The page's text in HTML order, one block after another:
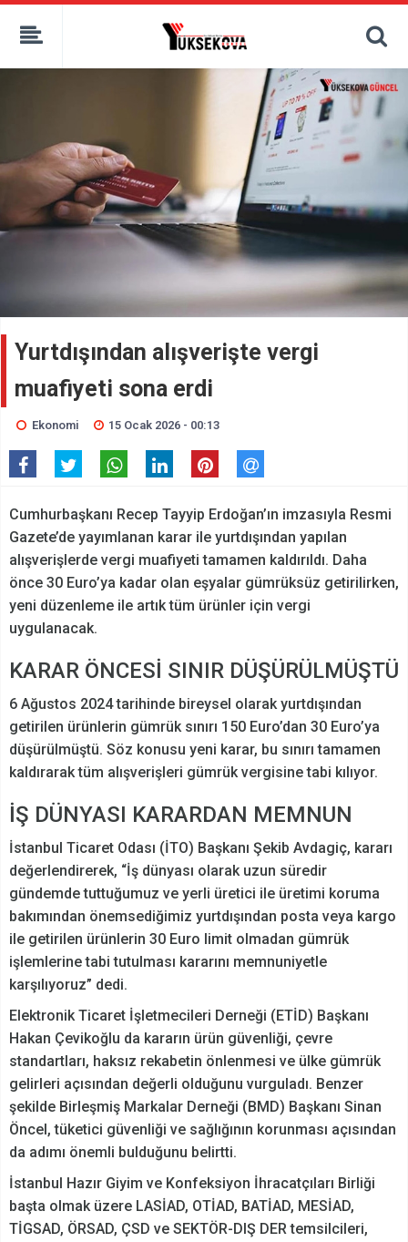
kaçak bahis
deneme bonusu
porno izle
Yurtdışından alışverişte vergi
muafiyeti sona erdi
Ekonomi 15 Ocak 2026 - 00:13
Cumhurbaşkanı Recep Tayyip Erdoğan’ın imzasıyla Resmi
Gazete’de yayımlanan karar ile yurtdışından yapılan
alışverişlerde vergi muafiyeti tamamen kaldırıldı. Daha
önce 30 Euro’ya kadar olan eşyalar gümrüksüz getirilirken,
yeni düzenleme ile artık tüm ürünler için vergi
uygulanacak.
KARAR ÖNCESİ SINIR DÜŞÜRÜLMÜŞTÜ
6 Ağustos 2024 tarihinde bireysel olarak yurtdışından
getirilen ürünlerin gümrük sınırı 150 Euro’dan 30 Euro’ya
düşürülmüştü. Söz konusu yeni karar, bu sınırı tamamen
kaldırarak tüm alışverişleri gümrük vergisine tabi kılıyor.
İŞ DÜNYASI KARARDAN MEMNUN
İstanbul Ticaret Odası (İTO) Başkanı Şekib Avdagiç, kararı
değerlendirerek, “İş dünyası olarak uzun süredir
gündemde tuttuğumuz ve yerli üretici ile üretimi koruma
bakımından önemsediğimiz yurtdışından posta veya kargo
ile getirilen ürünlerin 30 Euro limit olmadan gümrük
işlemlerine tabi tutulması kararını memnuniyetle
karşılıyoruz” dedi.
Elektronik Ticaret İşletmecileri Derneği (ETİD) Başkanı
Hakan Çevikoğlu da kararın ürün güvenliği, çevre
standartları, haksız rekabetin önlenmesi ve ülke gümrük
gelirleri açısından değerli olduğunu vurguladı. Benzer
şekilde Birleşmiş Markalar Derneği (BMD) Başkanı Sinan
Öncel, tüketici güvenliği ve sağlığının korunması açısından
da adımı önemli bulduğunu belirtti.
İstanbul Hazır Giyim ve Konfeksiyon İhracatçıları Birliği
başta olmak üzere LASİAD, OTİAD, BATİAD, MESİAD,
TİGSAD, ÖRSAD, ÇSD ve SEKTÖR-DIŞ DER temsilcileri,